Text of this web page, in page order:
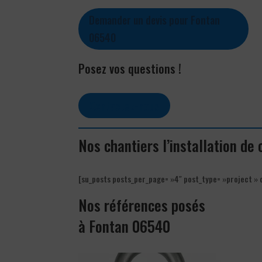
Posez vos questions !
Nos chantiers l’installation
[su_posts posts_per_page= »4″ post_type= »project
Nos références posés
à Fontan 06540